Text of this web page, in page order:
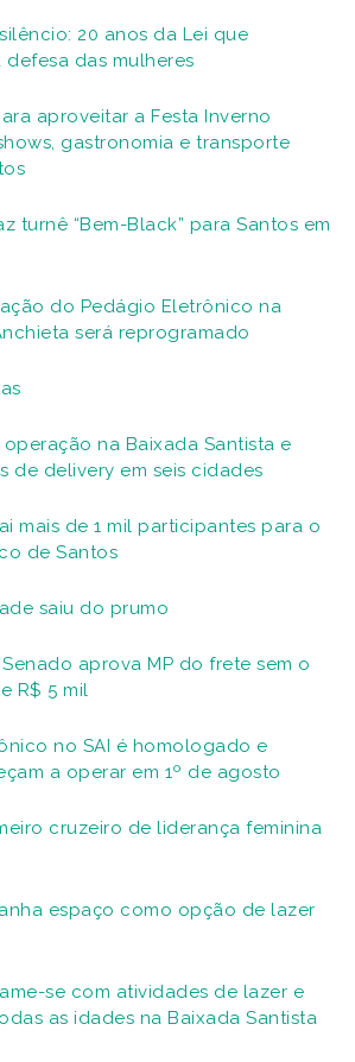
20 anos da Lei que
das mulheres
aproveitar a Festa Inverno
gastronomia e transporte
turnê “Bem-Black” para Santos em
do Pedágio Eletrônico na
será reprogramado
na Baixada Santista e
de delivery em seis cidades
mais de 1 mil participantes para o
de Santos
saiu do prumo
aprova MP do frete sem o
R$ 5 mil
no SAI é homologado e
a operar em 1º de agosto
cruzeiro de liderança feminina
espaço como opção de lazer
se com atividades de lazer e
as idades na Baixada Santista